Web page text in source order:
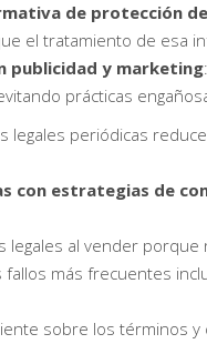
de protección
el tratamiento de esa
publicidad y marketing
prácticas
legales periódicas
con estrategias de
al vender
fallos más frecuentes
sobre los términos y